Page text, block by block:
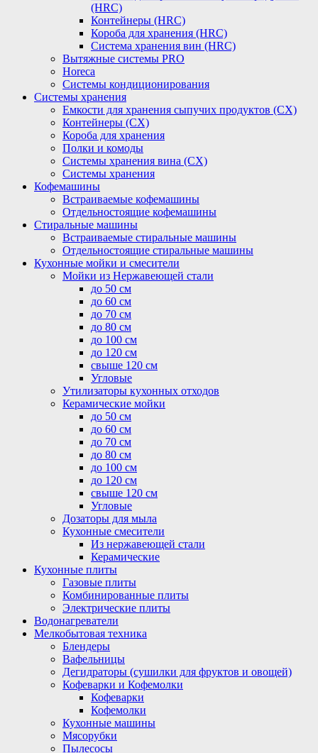
(HRC)
Контейнеры (HRC)
Короба для хранения (HRC)
Система хранения вин (HRC)
Вытяжные системы PRO
Horeca
Системы кондиционирования
Системы хранения
Емкости для хранения сыпучих продуктов (СХ)
Контейнеры (СХ)
Короба для хранения
Полки и комоды
Системы хранения вина (СХ)
Системы хранения
Кофемашины
Встраиваемые кофемашины
Отдельностоящие кофемашины
Стиральные машины
Встраиваемые стиральные машины
Отдельностоящие стиральные машины
Кухонные мойки и смесители
Мойки из Нержавеющей стали
до 50 см
до 60 см
до 70 см
до 80 см
до 100 см
до 120 см
свыше 120 см
Угловые
Утилизаторы кухонных отходов
Керамические мойки
до 50 см
до 60 см
до 70 см
до 80 см
до 100 см
до 120 см
свыше 120 см
Угловые
Дозаторы для мыла
Кухонные смесители
Из нержавеющей стали
Керамические
Кухонные плиты
Газовые плиты
Комбинированные плиты
Электрические плиты
Водонагреватели
Мелкобытовая техника
Блендеры
Вафельницы
Дегидраторы (сушилки для фруктов и овощей)
Кофеварки и Кофемолки
Кофеварки
Кофемолки
Кухонные машины
Мясорубки
Пылесосы